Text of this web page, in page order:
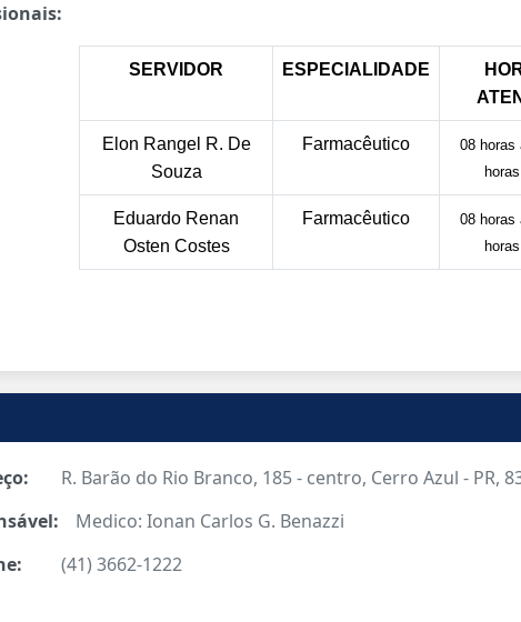
SERVIDOR ESPECIALIDADE
Elon Rangel R. De
Souza
Farmacêutico
08 horas
Eduardo Renan
Osten Costes
Farmacêutico
08 horas
R. Barão do Rio Branco, 185 - centro, Cerro Azul - PR,
Medico: Ionan Carlos G. Benazzi
(41) 3662-1222